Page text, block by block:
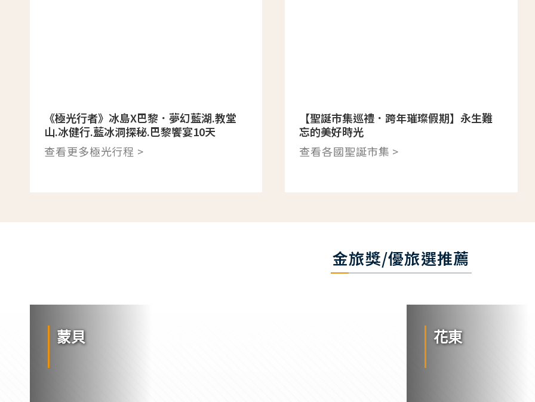
《極光行者》冰島X巴黎．夢幻藍湖.教堂
山.冰健行.藍冰洞探秘.巴黎饗宴10天
查看更多極光行程 >
【聖誕市集巡禮．跨年璀璨假期】永生難
忘的美好時光
查看各國聖誕市集 >
金旅獎/優旅選推薦
蒙貝 花東